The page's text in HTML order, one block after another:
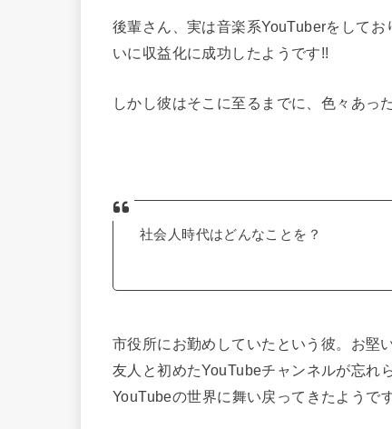
後輩さん、実は音楽系YouTuberをして
いに収益化に成功したようです!!
しかし彼はそこに至るまでに、色々あっ
社会人時代はどんなことを？
市役所にお勤めしていたという彼。お堅
友人と初めたYouTubeチャンネルが忘れ
YouTubeの世界に舞い戻ってきたようです